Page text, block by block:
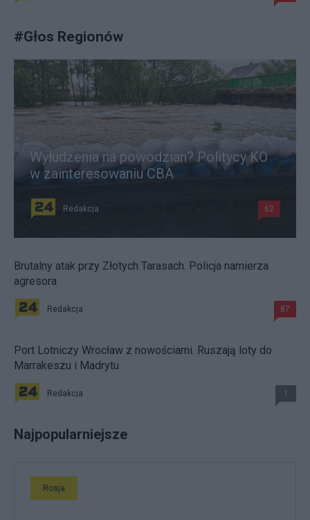
#Głos Regionów
Wyłudzenia na powodzian? Politycy KO
w zainteresowaniu CBA
Redakcja 62
Brutalny atak przy Złotych Tarasach. Policja namierza
agresora
Redakcja 87
Port Lotniczy Wrocław z nowościami. Ruszają loty do
Marrakeszu i Madrytu
Redakcja 1
Najpopularniejsze
Rosja